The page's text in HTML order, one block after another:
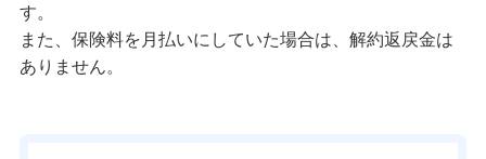
す。
また、保険料を月払いにしていた場合は、解約返戻金は
ありません。